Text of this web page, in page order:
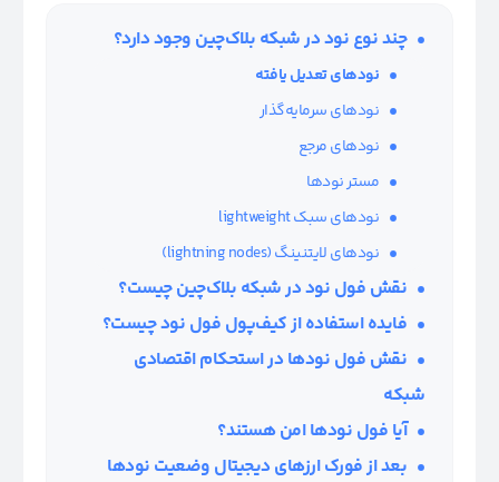
چند نوع نود در شبکه بلاک‌چین وجود دارد؟
نود‌های تعدیل یافته
نود‌های سرمایه‌گذار
نود‌های مرجع
مستر نودها
نود‌های سبک lightweight
نودهای لایتنینگ (lightning nodes)
نقش فول نود در شبکه بلاک‌چین چیست؟
فایده استفاده از کیف‌پول فول نود چیست؟
نقش فول نودها در استحکام اقتصادی
شبکه
آیا فول نودها امن هستند؟
بعد از فورک ارزهای دیجیتال وضعیت نودها